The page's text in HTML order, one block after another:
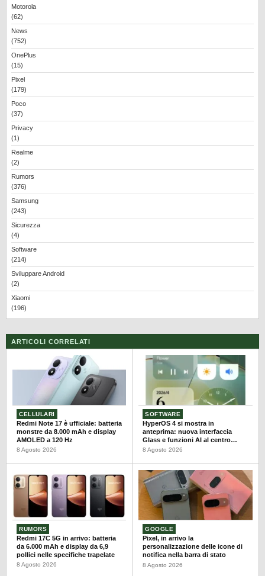
Motorola
(62)
News
(752)
OnePlus
(15)
Pixel
(179)
Poco
(37)
Privacy
(1)
Realme
(2)
Rumors
(376)
Samsung
(243)
Sicurezza
(4)
Software
(214)
Sviluppare Android
(2)
Xiaomi
(196)
ARTICOLI CORRELATI
CELLULARI
Redmi Note 17 è ufficiale: batteria
monstre da 8.000 mAh e display
AMOLED a 120 Hz
8 Agosto 2026
SOFTWARE
HyperOS 4 si mostra in
anteprima: nuova interfaccia
Glass e funzioni AI al centro
dell’aggiornamento
8 Agosto 2026
RUMORS
Redmi 17C 5G in arrivo: batteria
da 6.000 mAh e display da 6,9
pollici nelle specifiche trapelate
8 Agosto 2026
GOOGLE
Pixel, in arrivo la
personalizzazione delle icone di
notifica nella barra di stato
8 Agosto 2026